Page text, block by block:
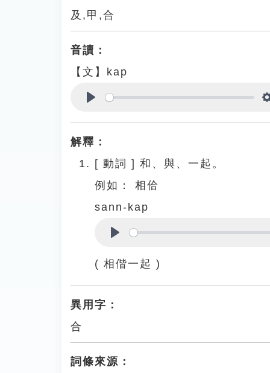
及,甲,合
音讀：
【文】kap
解釋：
[ 動詞 ] 和、與、一起。
例如：
相佮
sann-kap
( 相偕一起 )
異用字：
合
詞條來源：